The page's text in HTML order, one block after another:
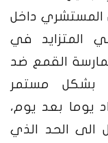
المستشري داخل
المتزايد في
القمع ضد
بشكل مستمر
يوما بعد يوم،
الى الحد الذي